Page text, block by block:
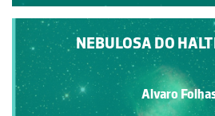
NEBULOSA DO
Alvaro